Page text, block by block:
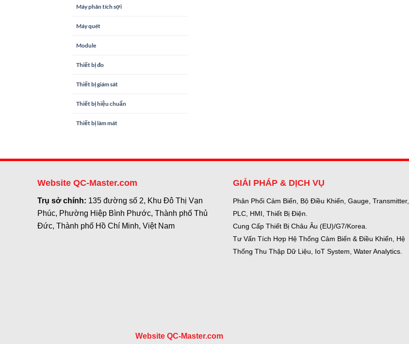
Máy phân tích sợi
Máy quét
Module
Thiết bị đo
Thiết bị giám sát
Thiết bị hiệu chuẩn
Thiết bị làm mát
Website QC-Master.com
Trụ sở chính: 135 đường số 2, Khu Đô Thị Vạn
Phúc, Phường Hiệp Bình Phước, Thành phố Thủ
Đức, Thành phố Hồ Chí Minh, Việt Nam
GIẢI PHÁP & DỊCH VỤ
Phân Phối Cảm Biến, Bộ Điều Khiển, Gauge, Transmitter,
PLC, HMI, Thiết Bị Điện.
Cung Cấp Thiết Bị Châu Âu (EU)/G7/Korea.
Tư Vấn Tích Hợp Hệ Thống Cảm Biến & Điều Khiển, Hệ
Thống Thu Thập Dữ Liệu, IoT System, Water Analytics.
Website QC-Master.com